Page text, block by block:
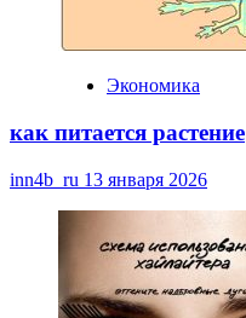
Экономика
как питается растение
inn4b_ru 13 января 2026